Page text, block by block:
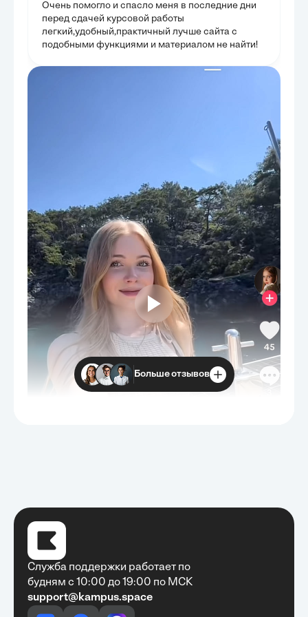
Очень помогло и спасло меня в последние дни
перед сдачей курсовой работы
легкий,удобный,практичный лучше сайта с
подобными функциями и материалом не найти!
Очень быстро, недорого, качественно,
доступно
Больше отзывов
Служба поддержки работает по
будням с 10:00 до 19:00 по МСК
support@kampus.space